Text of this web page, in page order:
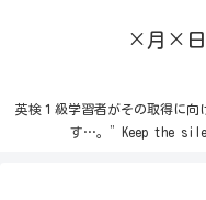
×月×日
英検１級学習者がその取得に向
す…。”Keep the